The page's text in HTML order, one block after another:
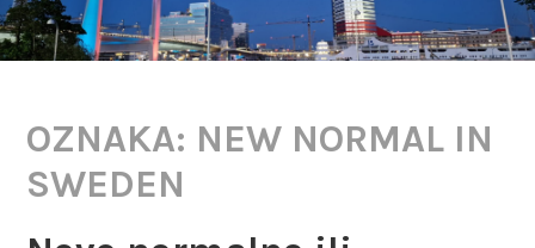
OZNAKA: NEW NORMAL IN
SWEDEN